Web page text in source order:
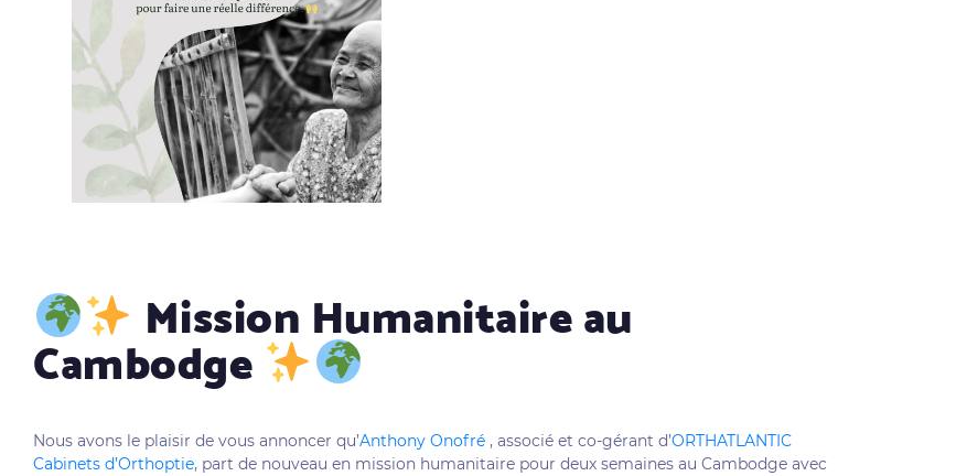
Mission Humanitaire au
Cambodge
Nous avons le plaisir de vous annoncer qu’Anthony Onofré , associé et co-gérant d’ORTHATLANTIC
Cabinets d’Orthoptie, part de nouveau en mission humanitaire pour deux semaines au Cambodge avec